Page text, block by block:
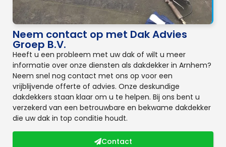
Neem contact op met Dak Advies
Groep B.V.
Heeft u een probleem met uw dak of wilt u meer
informatie over onze diensten als dakdekker in Arnhem?
Neem snel nog contact met ons op voor een
vrijblijvende offerte of advies. Onze deskundige
dakdekkers staan klaar om u te helpen. Bij ons bent u
verzekerd van een betrouwbare en bekwame dakdekker
die uw dak in top conditie houdt.
Contact